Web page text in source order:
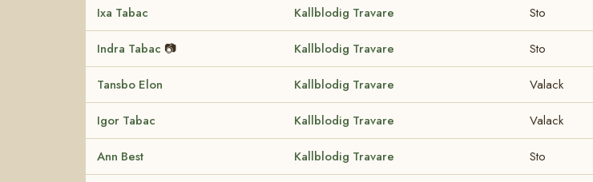
Ixa Tabac Kallblodig Travare Sto
Indra Tabac 📷 Kallblodig Travare Sto
Tansbo Elon Kallblodig Travare Valack
Igor Tabac Kallblodig Travare Valack
Ann Best Kallblodig Travare Sto